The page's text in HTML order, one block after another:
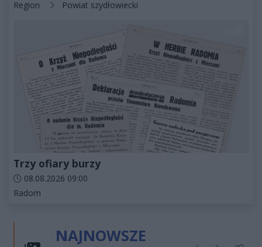
Kategorie artykułu:
Region Powiat szydłowiecki
Trzy ofiary burzy
Data dodania artykułu:
08.08.2026 09:00
Kategorie artykułu:
Radom
NAJNOWSZE